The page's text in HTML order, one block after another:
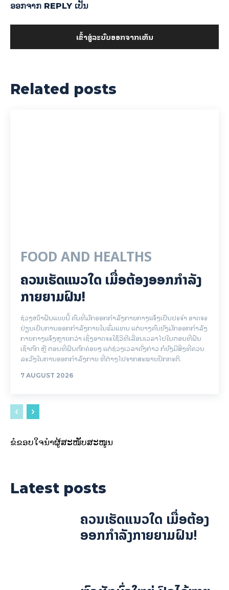
ອອກ​ຈາກ REPLY ເປັນ
ເຂົ້າ​ສູ່​ລະ​ບົບ​ອອກ​ຈາກ​ເຫັນ
Related posts
FOOD AND HEALTHS
ຄວນເຮັດແນວໃດ ເມື່ອຕ້ອງອອກກຳລັງ
ກາຍຍາມຝົນ!
ຊ່ວງໜ້າຝົນແບບນີ້ ຄົນທີ່ມັກອອກກຳລັງກາຍກາງແຈ້ງເປັນປະຈຳ ອາດຈະ
ປ່ຽນເປັນການອອກກຳລັງກາຍໃນຮົ່ມແທນ ແຕ່ບາງຄົນຍັງມັກອອກກຳລັງ
ກາຍກາງແຈ້ງຫຼາຍກວ່າ ເຊິ່ງອາດຈະໃຊ້ວິທີເລື່ອນເວລາໄປໃນຕອນທີ່ຝົນ
ເຊົາຕົກ ຫຼື ຕອນທີ່ຝົນຕົກຄ່ອຍໆ ແຕ່ຊ່ວງເວລາດັ່ງກ່າວ ກໍຍັງມີສິ່ງທີ່ຄວນ
ລະວັງໃນການອອກກຳລັງກາຍ ທີ່ຕ່າງໄປຈາກສະພາບປົກກະຕິ.
7 AUGUST 2026
ຂໍຂອບໃຈນຳຜູ້ສະໜັບສະໜູນ
Latest posts
ຄວນເຮັດແນວໃດ ເມື່ອຕ້ອງ
ອອກກຳລັງກາຍຍາມຝົນ!